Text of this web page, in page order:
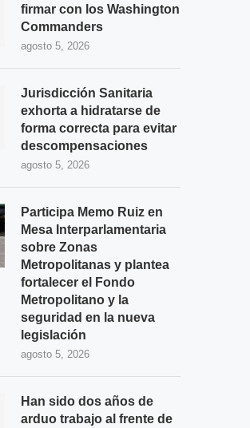
firmar con los Washington
Commanders
agosto 5, 2026
Jurisdicción Sanitaria
exhorta a hidratarse de
forma correcta para evitar
descompensaciones
agosto 5, 2026
Participa Memo Ruiz en
Mesa Interparlamentaria
sobre Zonas
Metropolitanas y plantea
fortalecer el Fondo
Metropolitano y la
seguridad en la nueva
legislación
agosto 5, 2026
Han sido dos años de
arduo trabajo al frente de